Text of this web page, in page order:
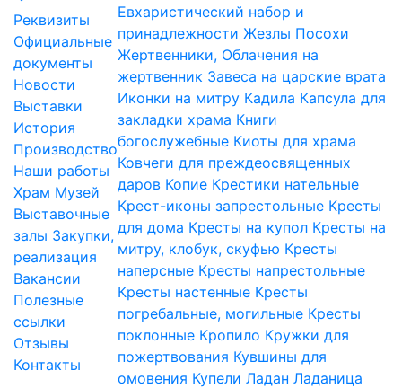
Реквизиты
Официальные
документы
Новости
Выставки
История
Производство
Наши работы
Храм Музей
Выставочные
залы Закупки,
реализация
Вакансии
Полезные
ссылки
Отзывы
Контакты
Евхаристический набор и
принадлежности Жезлы Посохи
Жертвенники, Облачения на
жертвенник Завеса на царские врата
Иконки на митру Кадила Капсула для
закладки храма Книги
богослужебные Киоты для храма
Ковчеги для преждеосвященных
даров Копие Крестики нательные
Крест-иконы запрестольные Кресты
для дома Кресты на купол Кресты на
митру, клобук, скуфью Кресты
наперсные Кресты напрестольные
Кресты настенные Кресты
погребальные, могильные Кресты
поклонные Кропило Кружки для
пожертвования Кувшины для
омовения Купели Ладан Ладаница